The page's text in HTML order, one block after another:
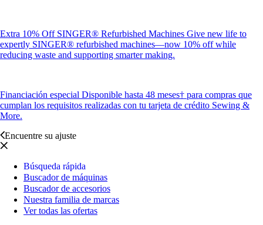
Extra 10% Off SINGER® Refurbished Machines Give new life to
expertly SINGER® refurbished machines—now 10% off while
reducing waste and supporting smarter making.
Financiación especial Disponible hasta 48 meses† para compras que
cumplan los requisitos realizadas con tu tarjeta de crédito Sewing &
More.
Encuentre su ajuste
Búsqueda rápida
Buscador de máquinas
Buscador de accesorios
Nuestra familia de marcas
Ver todas las ofertas